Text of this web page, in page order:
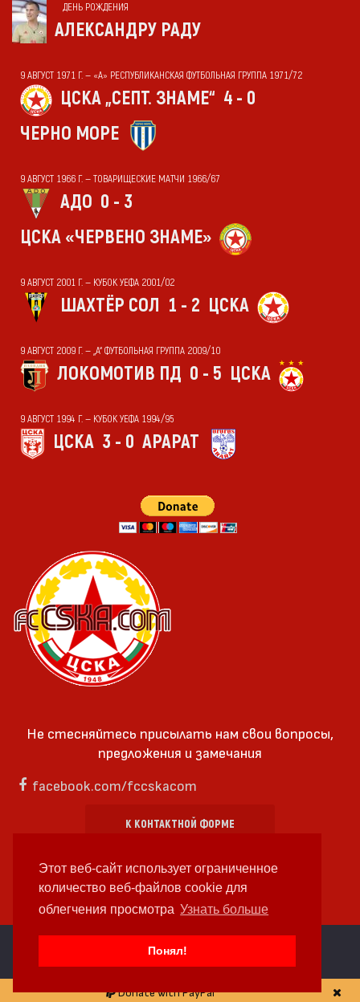
Этот веб-сайт использует ограниченное
количество веб-файлов cookie для
облегчения просмотра Узнать больше
Понял!
ДЕНЬ РОЖДЕНИЯ
АЛЕКСАНДРУ РАДУ
9 АВГУСТ 1971 Г. — «А» РЕСПУБЛИКАНСКАЯ ФУТБОЛЬНАЯ ГРУППА 1971/72
ЦСКА „СЕПТ. ЗНАМЕ“ 4 - 0
ЧЕРНО МОРЕ
9 АВГУСТ 1966 Г. — ТОВАРИЩЕСКИЕ МАТЧИ 1966/67
АДО 0 - 3
ЦСКА «ЧЕРВЕНО ЗНАМЕ»
9 АВГУСТ 2001 Г. — КУБОК УЕФА 2001/02
ШАХТЁР СОЛ 1 - 2 ЦСКА
9 АВГУСТ 2009 Г. — „А“ ФУТБОЛЬНАЯ ГРУППА 2009/10
ЛОКОМОТИВ ПД 0 - 5 ЦСКА
9 АВГУСТ 1994 Г. — КУБОК УЕФА 1994/95
ЦСКА 3 - 0 АРАРАТ
Donate with PayPal
Не стесняйтесь присылать нам свои вопросы,
предложения и замечания
facebook.com/fccskacom
К КОНТАКТНОЙ ФОРМЕ
cc by-sa 4.0 2018—2026 | Some Rights Reserved